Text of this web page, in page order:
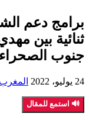
برامج دعم
ثنائية بين
جنوب
24 يوليو، 2022 المغرب
🔊 استمع للمقال